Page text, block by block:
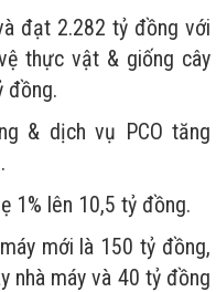
đạt 2.282 tỷ đồng với
thực vật & giống cây
đồng.
& dịch vụ PCO tăng
1% lên 10,5 tỷ đồng.
mới là 150 tỷ đồng,
nhà máy và 40 tỷ đồng